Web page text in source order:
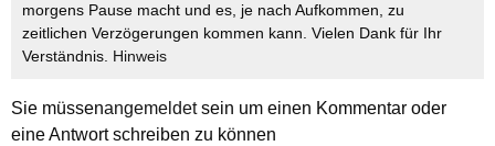
morgens Pause macht und es, je nach Aufkommen, zu
zeitlichen Verzögerungen kommen kann. Vielen Dank für Ihr
Verständnis. Hinweis
Sie müssenangemeldetsein um einen Kommentar oder
eine Antwort schreiben zu können